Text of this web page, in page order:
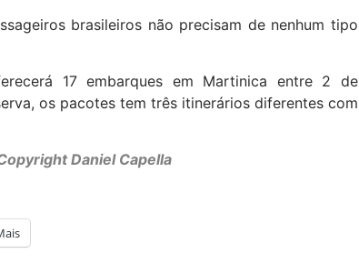
brasileiros não precisam de nenhum tipo
17 embarques em Martinica entre 2 de
os pacotes tem três itinerários diferentes com
Daniel Capella